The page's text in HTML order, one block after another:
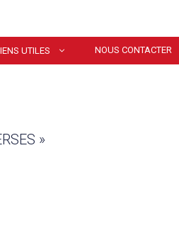
UTILES NOUS CONTACTER
»